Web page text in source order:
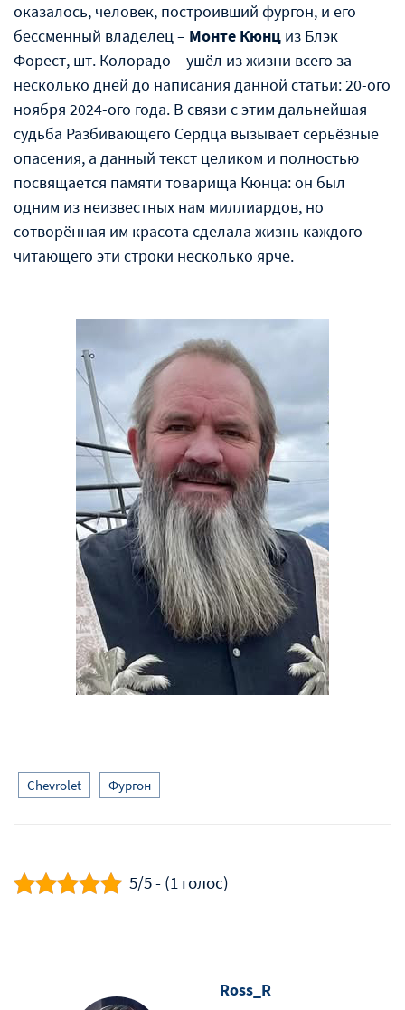
оказалось, человек, построивший фургон, и его
бессменный владелец – Монте Кюнц из Блэк
Форест, шт. Колорадо – ушёл из жизни всего за
несколько дней до написания данной статьи: 20-ого
ноября 2024-ого года. В связи с этим дальнейшая
судьба Разбивающего Сердца вызывает серьёзные
опасения, а данный текст целиком и полностью
посвящается памяти товарища Кюнца: он был
одним из неизвестных нам миллиардов, но
сотворённая им красота сделала жизнь каждого
читающего эти строки несколько ярче.
Chevrolet Фургон
5/5 - (1 голос)
Ross_R